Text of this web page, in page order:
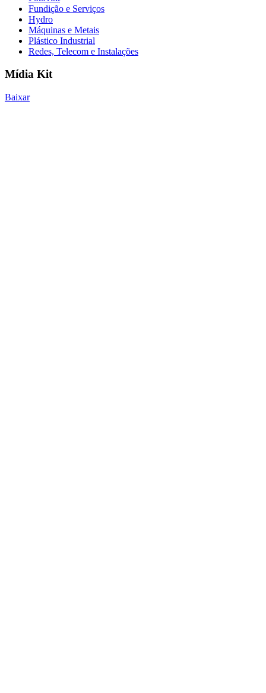
Fundição e Serviços
Hydro
Máquinas e Metais
Plástico Industrial
Redes, Telecom e Instalações
Mídia Kit
Baixar